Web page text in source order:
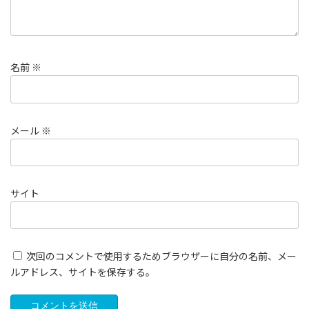
名前 ※
メール ※
サイト
次回のコメントで使用するためブラウザーに自分の名前、メー
ルアドレス、サイトを保存する。